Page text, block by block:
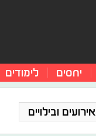
יחסים לימודים
אירועים ובילויים